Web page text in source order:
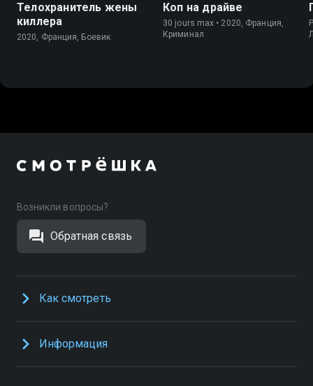
Телохранитель жены
киллера
2020, Франция, Боевик
Коп на драйве
30 jours max • 2020, Франция,
Криминал
Возникли вопросы?
Обратная связь
Как смотреть
Информация